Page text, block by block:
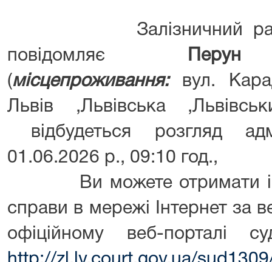
Залізничний
повідомляє
Перун
(місцепроживання:вул.
Львів ,Львівська
відбудеться розгляд
01.06.2026 р., 09:10 год.,
Ви можете отримати
справи в мережі Інтернет за
офіційному веб-порталі